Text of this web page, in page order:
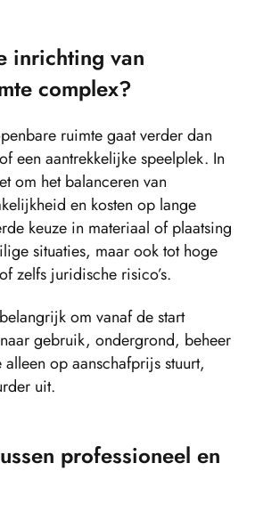
inrichting van
complex?
ruimte gaat verder dan
een aantrekkelijke speelplek. In
om het balanceren van
en kosten op lange
keuze in materiaal of plaatsing
situaties, maar ook tot hoge
zelfs juridische risico’s.
om vanaf de start
gebruik, ondergrond, beheer
op aanschafprijs stuurt,
uit.
professioneel en